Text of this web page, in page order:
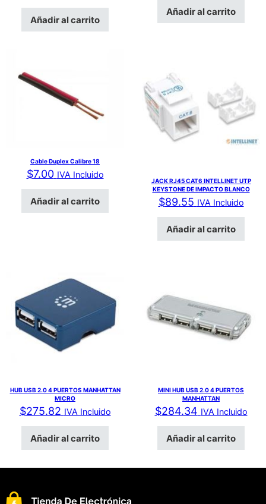
Añadir al carrito
Añadir al carrito
Cable Duplex Calibre 18
$7.00 IVA Incluido
Añadir al carrito
JACK RJ45 CAT6 INTELLINET UTP
KEYSTONE DE IMPACTO BLANCO
$89.55 IVA Incluido
Añadir al carrito
HUB USB 2.0 4 PUERTOS MANHATTAN
MICRO
$275.82 IVA Incluido
Añadir al carrito
MINI HUB USB 2.0 4 PUERTOS
MANHATTAN
$284.34 IVA Incluido
Añadir al carrito